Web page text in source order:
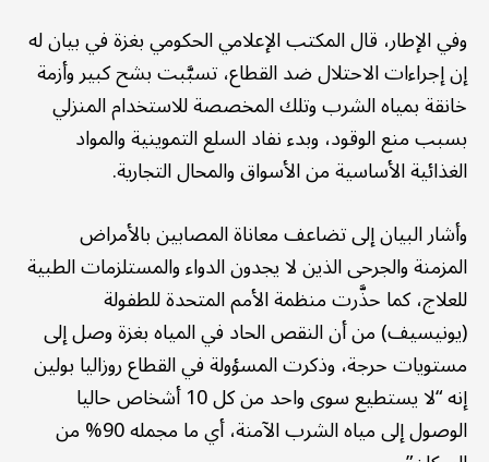
وفي الإطار، قال المكتب الإعلامي الحكومي بغزة في بيان له
إن إجراءات الاحتلال ضد القطاع، تسبَّبت بشح كبير وأزمة
خانقة بمياه الشرب وتلك المخصصة للاستخدام المنزلي
بسبب منع الوقود، وبدء نفاد السلع التموينية والمواد
الغذائية الأساسية من الأسواق والمحال التجارية.
وأشار البيان إلى تضاعف معاناة المصابين بالأمراض
المزمنة والجرحى الذين لا يجدون الدواء والمستلزمات الطبية
للعلاج، كما حذَّرت منظمة الأمم المتحدة للطفولة
(يونيسيف) من أن النقص الحاد في المياه بغزة وصل إلى
مستويات حرجة، وذكرت المسؤولة في القطاع روزاليا بولين
إنه “لا يستطيع سوى واحد من كل 10 أشخاص حاليا
الوصول إلى مياه الشرب الآمنة، أي ما مجمله 90% من